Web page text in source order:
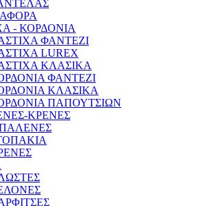
- ΚΟΡΔΟΝΙΑ
ΦΑΝΤΕΖΙ
LUREX
ΚΛΑΣΙΚΑ
ΦΑΝΤΕΖΙ
ΚΛΑΣΙΚΑ
ΠΑΠΟΥΤΣΙΩΝ
ΚΡΕΝΕΣ